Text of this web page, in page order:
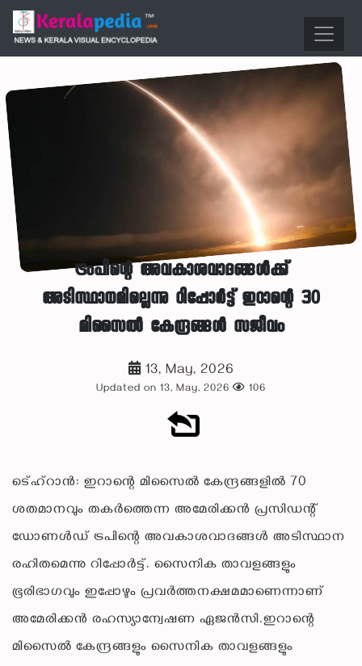
ട്രംപിന്റെ അവകാശവാദങ്ങള്‍ക്ക്
അടിസ്ഥാനമില്ലെന്നു റിപ്പോര്‍ട്ട് ഇറാന്റെ 30
മിസൈല്‍ കേന്ദ്രങ്ങള്‍ സജീവം
13, May, 2026
Updated on 13, May, 2026 106
ടെ്ഹ്‌റാന്‍: ഇറാന്റെ മിസൈല്‍ കേന്ദ്രങ്ങളില്‍ 70
ശതമാനവും തകര്‍ത്തെന്ന അമേരിക്കന്‍ പ്രസിഡന്റ്
ഡോണള്‍ഡ് ട്രപിന്റെ അവകാശവാദങ്ങള്‍ അടിസ്ഥാന
രഹിതമെന്നു റിപ്പോര്‍ട്ട്. സൈനിക താവളങ്ങളും
ഭൂരിഭാഗവും ഇപ്പോഴും പ്രവര്‍ത്തനക്ഷമമാണെന്നാണ്
അമേരിക്കന്‍ രഹസ്യാന്വേഷണ ഏജന്‍സി.ഇറാന്റെ
മിസൈല്‍ കേന്ദ്രങ്ങളും സൈനിക താവളങ്ങളും